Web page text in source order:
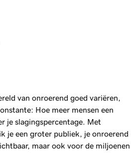
van onroerend goed variëren,
Hoe meer mensen een
je slagingspercentage. Met
je een groter publiek, je onroerend
maar ook voor de miljoenen